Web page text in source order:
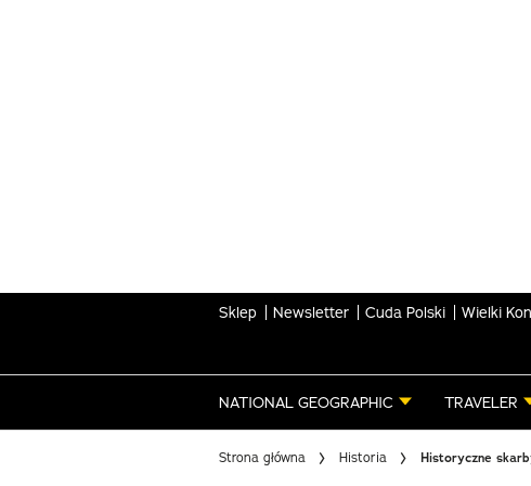
Sklep Newsletter Cuda Polski Wielki
NATIONAL GEOGRAPHIC TRAVELER
Strona główna Historia Historyczne